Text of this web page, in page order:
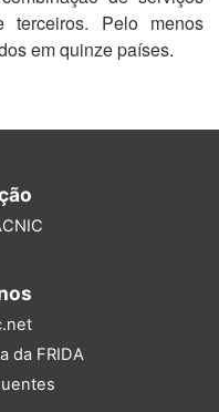
Pelo menos
em quinze países.
da FRIDA